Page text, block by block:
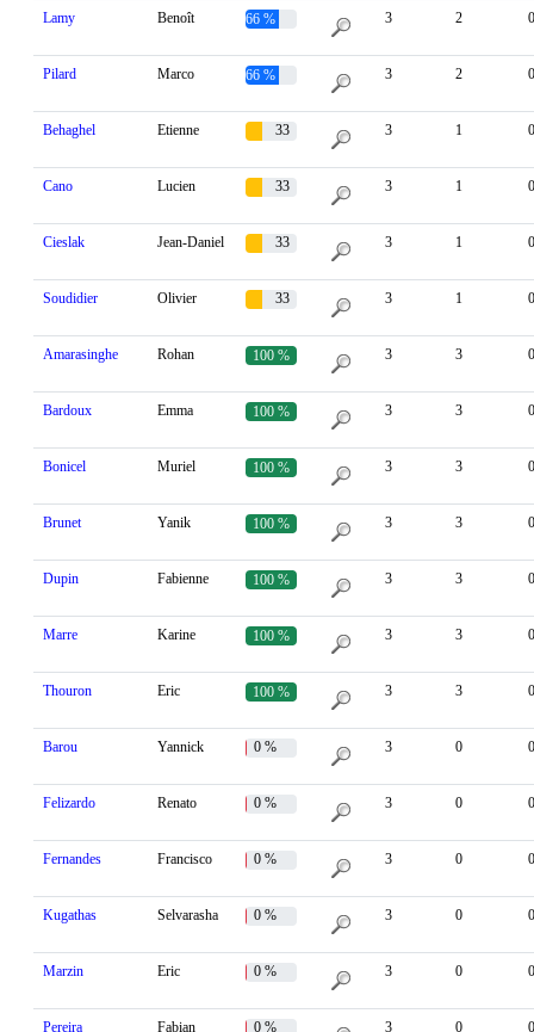
Lamy Benoît 66 % 3 2 0
Pilard Marco 66 % 3 2 0
Behaghel Etienne
33
3 1 0
Cano Lucien
33
3 1 0
Cieslak Jean-Daniel
33
3 1 0
Soudidier Olivier
33
3 1 0
Amarasinghe Rohan 100 % 3 3 0
Bardoux Emma 100 % 3 3 0
Bonicel Muriel 100 % 3 3 0
Brunet Yanik 100 % 3 3 0
Dupin Fabienne 100 % 3 3 0
Marre Karine 100 % 3 3 0
Thouron Eric 100 % 3 3 0
Barou Yannick 0 % 3 0 0
Felizardo Renato 0 % 3 0 0
Fernandes Francisco 0 % 3 0 0
Kugathas Selvarasha 0 % 3 0 0
Marzin Eric 0 % 3 0 0
Pereira Fabian 0 % 3 0 0